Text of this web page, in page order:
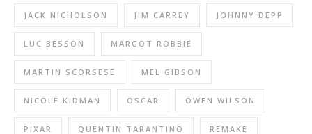
JACK NICHOLSON JIM CARREY JOHNNY DEPP
LUC BESSON MARGOT ROBBIE
MARTIN SCORSESE MEL GIBSON
NICOLE KIDMAN OSCAR OWEN WILSON
PIXAR QUENTIN TARANTINO REMAKE